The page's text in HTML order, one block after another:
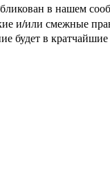
в нашем
и/или смежные
будет в